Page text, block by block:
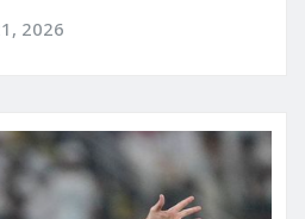
2026